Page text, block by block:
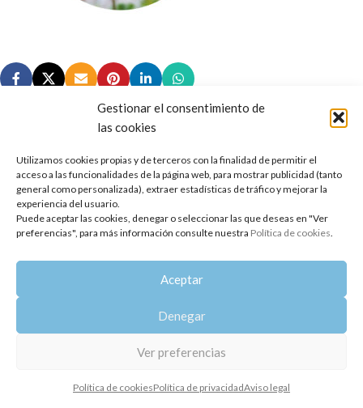
Gestionar el consentimiento de
las cookies
Utilizamos cookies propias y de terceros con la finalidad de permitir el
acceso a las funcionalidades de la página web, para mostrar publicidad (tanto
general como personalizada), extraer estadísticas de tráfico y mejorar la
experiencia del usuario.
Puede aceptar las cookies, denegar o seleccionar las que deseas en "Ver
preferencias", para más información consulte nuestra Política de cookies.
Aceptar
Denegar
Ver preferencias
Política de cookiesPolítica de privacidadAviso legal
Copyright 2014-2025 Oshadhi España
Todos los derechos reservados.
Política de privacidad | Aviso legal | Política de cookies